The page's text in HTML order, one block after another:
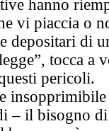
hanno
vi piaccia o
depositari di
tocca a
pericoli.
– il bisogno